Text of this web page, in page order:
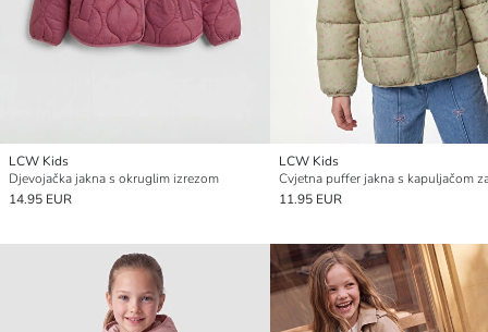
LCW Kids
Djevojačka jakna s okruglim izrezom
14.95 EUR
LCW Kids
11.95 EUR